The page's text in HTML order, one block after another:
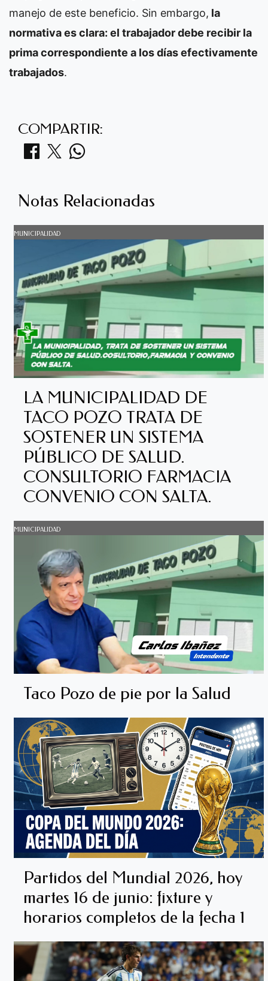
manejo de este beneficio. Sin embargo, la
normativa es clara: el trabajador debe recibir la
prima correspondiente a los días efectivamente
trabajados.
COMPARTIR:
Notas Relacionadas
MUNICIPALIDAD
LA MUNICIPALIDAD DE
TACO POZO TRATA DE
SOSTENER UN SISTEMA
PÚBLICO DE SALUD.
CONSULTORIO FARMACIA
CONVENIO CON SALTA.
MUNICIPALIDAD
Taco Pozo de pie por la Salud
Partidos del Mundial 2026, hoy
martes 16 de junio: fixture y
horarios completos de la fecha 1